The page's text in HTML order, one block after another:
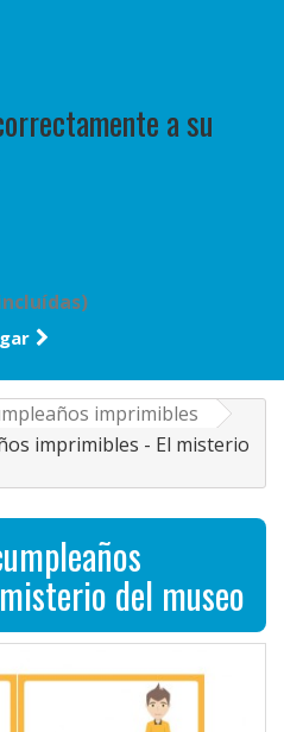
a su
imprimibles
imprimibles - El misterio
del museo